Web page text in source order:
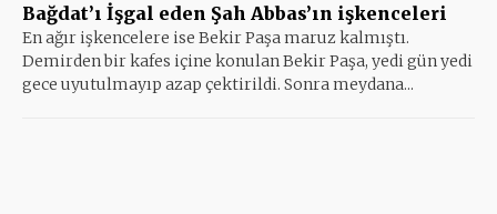
Bağdat’ı İşgal eden Şah Abbas’ın işkenceleri
En ağır işkencelere ise Bekir Paşa maruz kalmıştı.
Demirden bir kafes içine konulan Bekir Paşa, yedi gün yedi
gece uyutulmayıp azap çektirildi. Sonra meydana...